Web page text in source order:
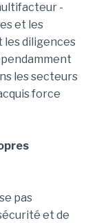
-
et les
les diligences
les secteurs
force
pas
et de